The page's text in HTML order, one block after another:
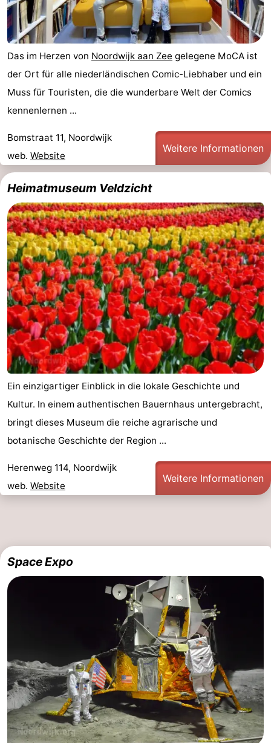
du
Soleil
Zimmer
(mit
Lastminutes
Sehen
Denkmäler
-
Aussichtspunkte
Attraktionen
-
Rundfahrten
-
Spielplätze
-
Indoor-
Spielplätze
-
Experiences
Wellness-
Zentren
Dörfer
&
Städte
Natur
Sport
-
Schwimmbader
-
Reiten
-
Golfplatze
-
und
trinken
Veranstaltungen
Praktisch
Forum
Das im Herzen von Noordwijk aan Zee gelegene MoCA ist
der Ort für alle niederländischen Comic-Liebhaber und ein
Muss für Touristen, die die wunderbare Welt der Comics
kennenlernen ...
Bomstraat 11, Noordwijk
web. Website
Weitere Informationen
Heimatmuseum Veldzicht
Ein einzigartiger Einblick in die lokale Geschichte und
Kultur. In einem authentischen Bauernhaus untergebracht,
bringt dieses Museum die reiche agrarische und
botanische Geschichte der Region ...
Herenweg 114, Noordwijk
web. Website
Weitere Informationen
Space Expo